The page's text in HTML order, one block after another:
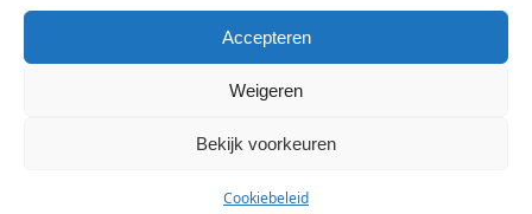
Accepteren
Weigeren
Bekijk voorkeuren
Cookiebeleid
in